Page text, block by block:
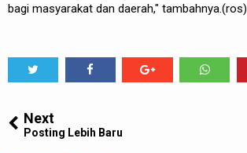
bagi masyarakat dan daerah," tambahnya.(ros)
Next
Posting Lebih Baru